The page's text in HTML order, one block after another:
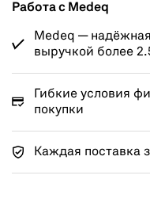
Работа с Medeq
Medeq —
выручкой более
Гибкие условия
покупки
Каждая поставка